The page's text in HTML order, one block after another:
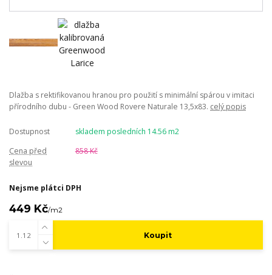
Dlažba s rektifikovanou hranou pro použití s minimální spárou v imitaci
přírodního dubu - Green Wood Rovere Naturale 13,5x83. celý popis
Dostupnost
skladem posledních 14.56 m2
Cena před
slevou
858 Kč
Nejsme plátci DPH
449 Kč/m2
Koupit